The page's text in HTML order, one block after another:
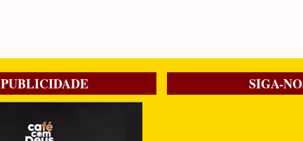
PUBLICIDADE SIGA-